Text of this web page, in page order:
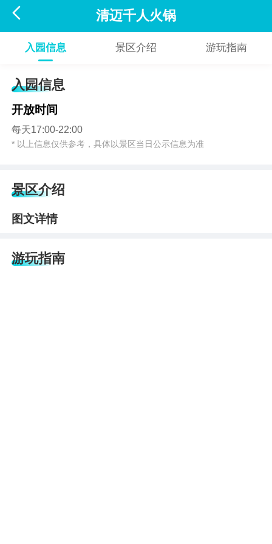
 清迈千人火锅
入园信息 景区介绍 游玩指南
入园信息
开放时间
每天17:00-22:00
* 以上信息仅供参考，具体以景区当日公示信息为准
景区介绍
图文详情
游玩指南